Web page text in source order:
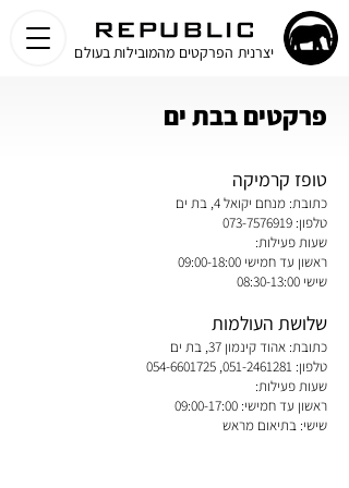
יצרנית הפרקטים מהמובילות בעולם
פרקטים בבת ים
טופז קרמיקה
כתובת: מנחם יקואל 4, בת ים
טלפון: 073-7576919
שעות פעילות:
ראשון עד חמישי 09:00-18:00
שישי 08:30-13:00
שלושת העולמות
כתובת: אהוד קינמון 37, בת ים
טלפון: 051-2461281
,
054-6601725
שעות פעילות:
ראשון עד חמישי: 09:00-17:00
שישי: בתיאום מראש